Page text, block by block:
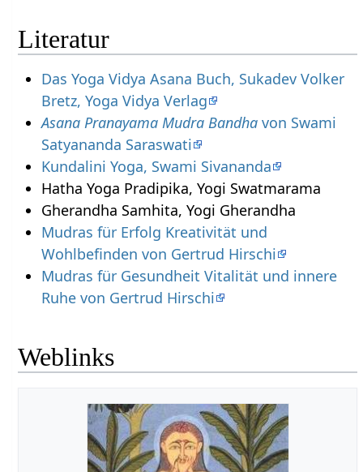
Literatur
Das Yoga Vidya Asana Buch, Sukadev Volker
Bretz, Yoga Vidya Verlag
Asana Pranayama Mudra Bandhavon Swami
Satyananda Saraswati
Kundalini Yoga, Swami Sivananda
Hatha Yoga Pradipika, Yogi Swatmarama
Gherandha Samhita, Yogi Gherandha
Mudras für Erfolg Kreativität und
Wohlbefinden von Gertrud Hirschi
Mudras für Gesundheit Vitalität und innere
Ruhe von Gertrud Hirschi
Weblinks